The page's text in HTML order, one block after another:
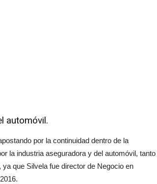
automóvil.
por la continuidad dentro de la
la industria aseguradora y del automóvil, tanto
que Silvela fue director de Negocio en